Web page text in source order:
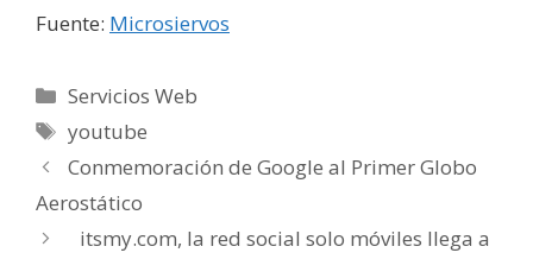
Fuente: Microsiervos
Categorías
Servicios Web
Etiquetas
youtube
Conmemoración de Google al Primer Globo
Aerostático
itsmy.com, la red social solo móviles llega a